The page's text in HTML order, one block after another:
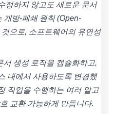
정하지 않고도 새로운 문서
개방-폐쇄 원칙 (Open-
으로, 소프트웨어의 유연성
생성 로직을 캡슐화하고,
내에서 사용하도록 변경했
작업을 수행하는 여러 알고
교환 가능하게 만듭니다.